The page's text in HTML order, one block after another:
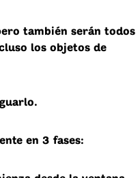
también serán todos
los objetos de
en 3 fases: